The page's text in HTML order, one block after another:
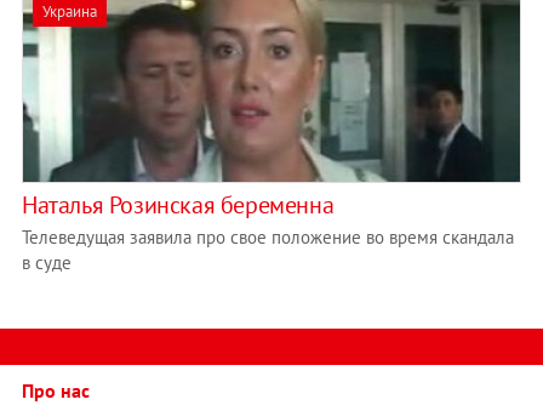
Украина
Наталья Розинская беременна
Телеведущая заявила про свое положение во время скандала
в суде
Про нас